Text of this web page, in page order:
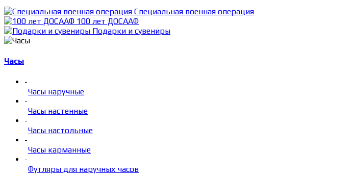
Специальная военная операция
100 лет ДОСААФ
Подарки и сувениры
Часы
-
Часы наручные
-
Часы настенные
-
Часы настольные
-
Часы карманные
-
Футляры для наручных часов